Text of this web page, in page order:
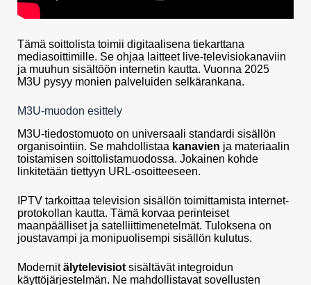
Tämä soittolista toimii digitaalisena tiekarttana
mediasoittimille. Se ohjaa laitteet live-televisiokanaviin
ja muuhun sisältöön internetin kautta. Vuonna 2025
M3U pysyy monien palveluiden selkärankana.
M3U-muodon esittely
M3U-tiedostomuoto on universaali standardi sisällön
organisointiin. Se mahdollistaa kanavien ja materiaalin
toistamisen soittolistamuodossa. Jokainen kohde
linkitetään tiettyyn URL-osoitteeseen.
IPTV tarkoittaa television sisällön toimittamista internet-
protokollan kautta. Tämä korvaa perinteiset
maanpäälliset ja satelliittimenetelmät. Tuloksena on
joustavampi ja monipuolisempi sisällön kulutus.
Modernitälytelevisiot sisältävät integroidun
käyttöjärjestelmän. Ne mahdollistavat sovellusten